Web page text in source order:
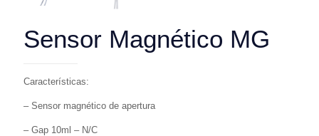
Sensor Magnético MG
Características:
– Sensor magnético de apertura
– Gap 10ml – N/C